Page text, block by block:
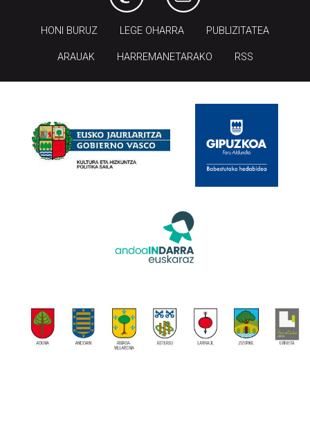
HONI BURUZ LEGE OHARRA PUBLIZITATEA
ARAUAK HARREMANETARAKO RSS